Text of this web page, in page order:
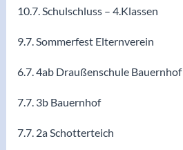
10.7. Schulschluss – 4.Klassen
9.7. Sommerfest Elternverein
6.7. 4ab Draußenschule Bauernhof
7.7. 3b Bauernhof
7.7. 2a Schotterteich